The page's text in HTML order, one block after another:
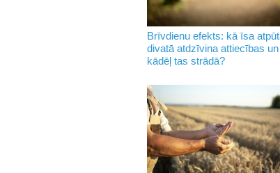
Brīvdienu efekts: kā īsa
divatā atdzīvina attiecības un
kādēļ tas strādā?